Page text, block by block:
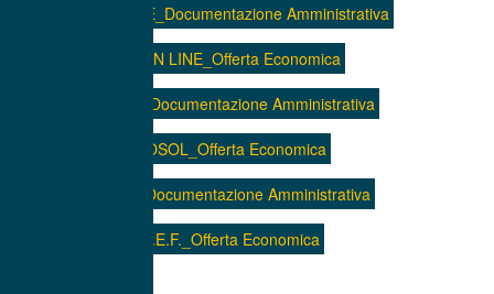
6. GREEN LINE_Documentazione Amministrativa
6. GREEN LINE_Offerta Economica
7. ECOSOL_Documentazione Amministrativa
7. ECOSOL_Offerta Economica
8 . I.C.E.F._Documentazione Amministrativa
8. I.C.E.F._Offerta Economica